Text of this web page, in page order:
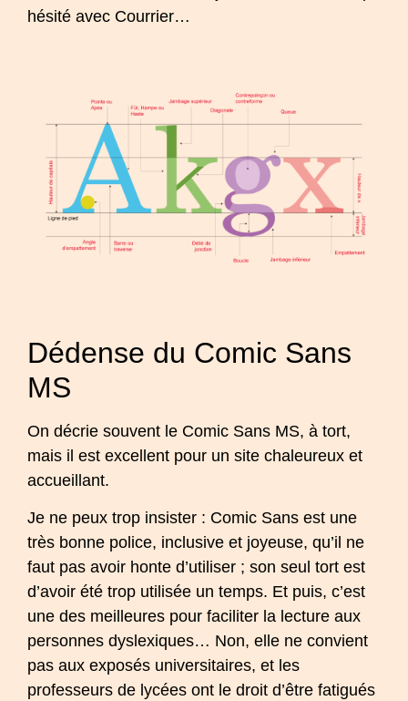
hésité avec Courrier…
Dédense du Comic Sans
MS
On décrie souvent le Comic Sans MS, à tort,
mais il est excellent pour un site chaleureux et
accueillant.
Je ne peux trop insister : Comic Sans est une
très bonne police, inclusive et joyeuse, qu’il ne
faut pas avoir honte d’utiliser ; son seul tort est
d’avoir été trop utilisée un temps. Et puis, c’est
une des meilleures pour faciliter la lecture aux
personnes dyslexiques… Non, elle ne convient
pas aux exposés universitaires, et les
professeurs de lycées ont le droit d’être fatigués